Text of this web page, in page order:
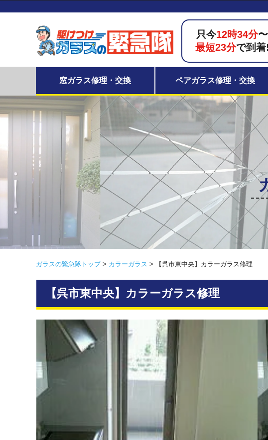
只今12時34分〜
最短23分で到着!
窓ガラス修理・交換 ペアガラス修理・交換
ガラスの緊急隊トップ> カラーガラス > 【呉市東中央】カラーガラス修理
【呉市東中央】カラーガラス修理